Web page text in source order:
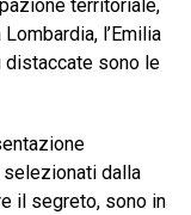
territoriale,
l’Emilia
distaccate sono le
selezionati dalla
il segreto, sono in